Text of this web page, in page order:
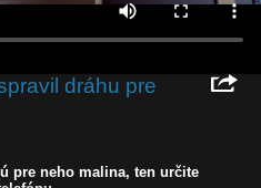
dráhu pre
pre neho malina, ten určite